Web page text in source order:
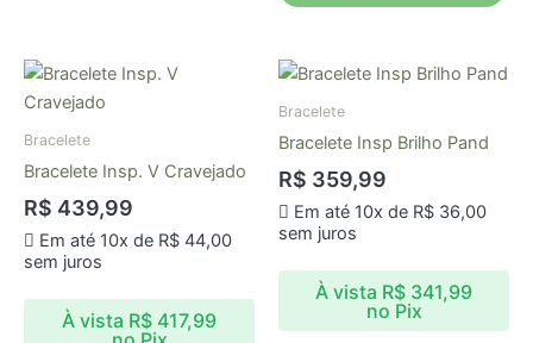
Bracelete
Bracelete Insp. V Cravejado
R$ 439,99
Em até 10x de R$44,00
sem juros
À vista R$417,99
Bracelete
Bracelete Insp Brilho Pand
R$ 359,99
Em até 10x de R$36,00
sem juros
À vista R$341,99
no Pix